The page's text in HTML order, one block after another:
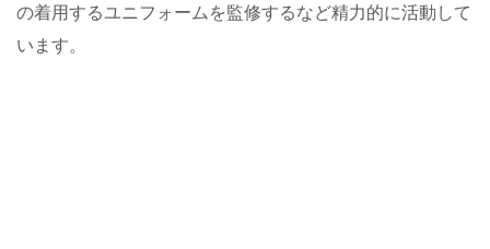
の着用するユニフォームを監修するなど精力的に活動して
います。